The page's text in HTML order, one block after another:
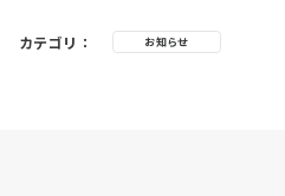
カテゴリ： お知らせ